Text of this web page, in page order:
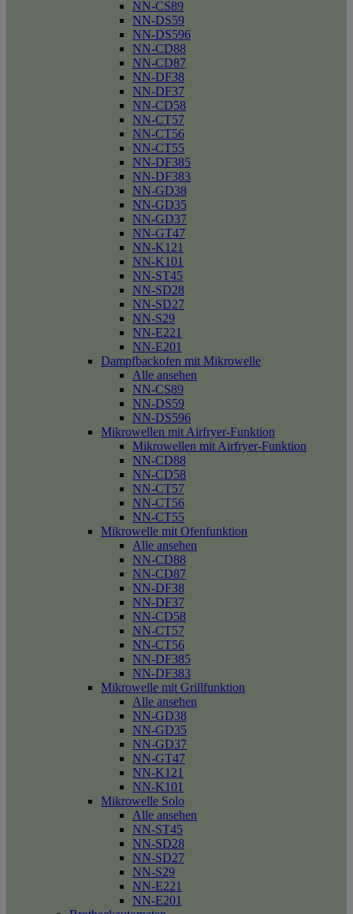
NN-CS89
NN-DS59
NN-DS596
NN-CD88
NN-CD87
NN-DF38
NN-DF37
NN-CD58
NN-CT57
NN-CT56
NN-CT55
NN-DF385
NN-DF383
NN-GD38
NN-GD35
NN-GD37
NN-GT47
NN-K121
NN-K101
NN-ST45
NN-SD28
NN-SD27
NN-S29
NN-E221
NN-E201
Dampfbackofen mit Mikrowelle
Alle ansehen
NN-CS89
NN-DS59
NN-DS596
Mikrowellen mit Airfryer-Funktion
Mikrowellen mit Airfryer-Funktion
NN-CD88
NN-CD58
NN-CT57
NN-CT56
NN-CT55
Mikrowelle mit Ofenfunktion
Alle ansehen
NN-CD88
NN-CD87
NN-DF38
NN-DF37
NN-CD58
NN-CT57
NN-CT56
NN-DF385
NN-DF383
Mikrowelle mit Grillfunktion
Alle ansehen
NN-GD38
NN-GD35
NN-GD37
NN-GT47
NN-K121
NN-K101
Mikrowelle Solo
Alle ansehen
NN-ST45
NN-SD28
NN-SD27
NN-S29
NN-E221
NN-E201